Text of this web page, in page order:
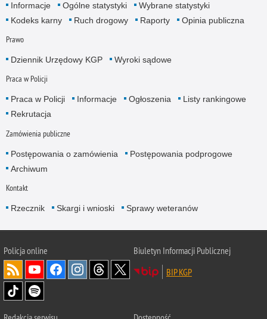
Informacje Ogólne statystyki
Wybrane statystyki
Kodeks karny
Ruch drogowy Raporty Opinia publiczna
Prawo
Dziennik Urzędowy KGP Wyroki sądowe
Praca w Policji
Praca w Policji Informacje Ogłoszenia
Listy rankingowe
Rekrutacja
Zamówienia publiczne
Postępowania o zamówienia
Postępowania podprogowe
Archiwum
Kontakt
Rzecznik Skargi i wnioski Sprawy weteranów
Policjaonline
Biuletyn Informacji Publicznej
BIP KGP